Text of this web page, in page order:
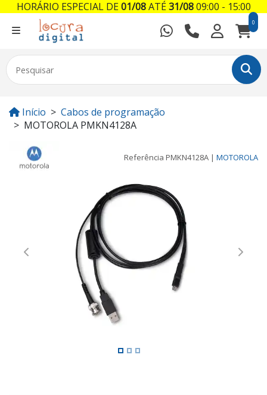
0
Início
Cabos de programação
MOTOROLA PMKN4128A
Referência PMKN4128A | MOTOROLA
Previous Next
HORÁRIO ESPECIAL DE01/08ATÉ31/0809:00 - 15:00